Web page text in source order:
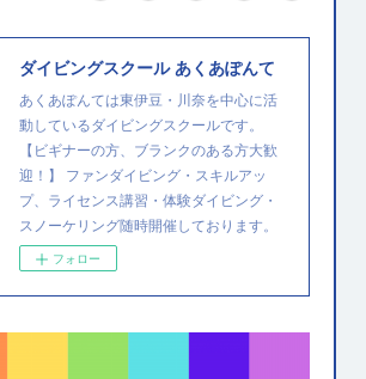
ダイビングスクール あくあぽんて
あくあぽんては東伊豆・川奈を中心に活
動しているダイビングスクールです。
【ビギナーの方、ブランクのある方大歓
迎！】 ファンダイビング・スキルアッ
プ、ライセンス講習・体験ダイビング・
スノーケリング随時開催しております。
フォロー